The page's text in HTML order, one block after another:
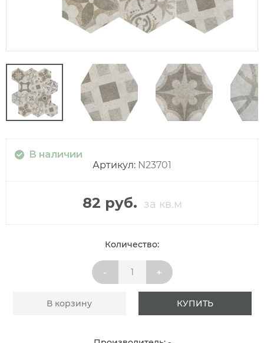
В наличии
Артикул: N23701
82 руб. за кв.м
Количество:
- +
В корзину КУПИТЬ